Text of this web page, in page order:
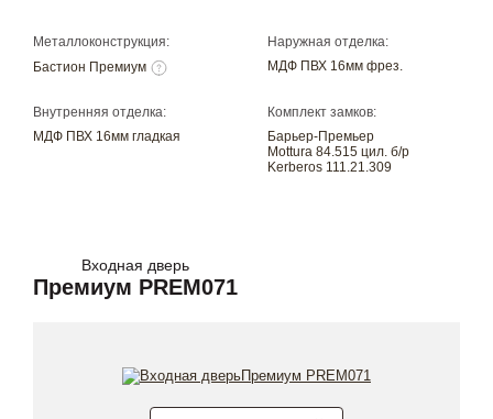
Металлоконструкция:
Бастион Премиум
Наружная отделка:
МДФ ПВХ 16мм фрез.
Внутренняя отделка:
МДФ ПВХ 16мм гладкая
Комплект замков:
Барьер-Премьер
Mottura 84.515 цил. б/р
Kerberos 111.21.309
Входная дверь
Премиум PREM071